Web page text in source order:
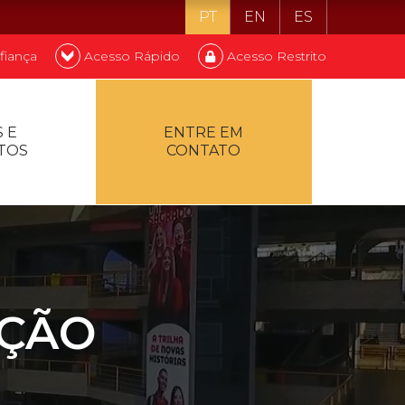
PT EN ES
Acesso Rápido Acesso Restrito
E
ENTRE EM
CONTATO